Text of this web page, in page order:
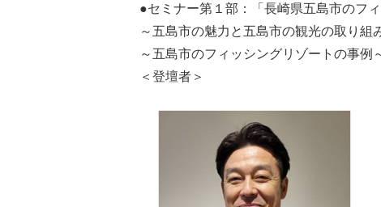
●セミナー第１部：「長崎県五島市のフ
～五島市の魅力と五島市の観光の取り組
～五島市のフィッシングリゾートの事例
＜登壇者＞